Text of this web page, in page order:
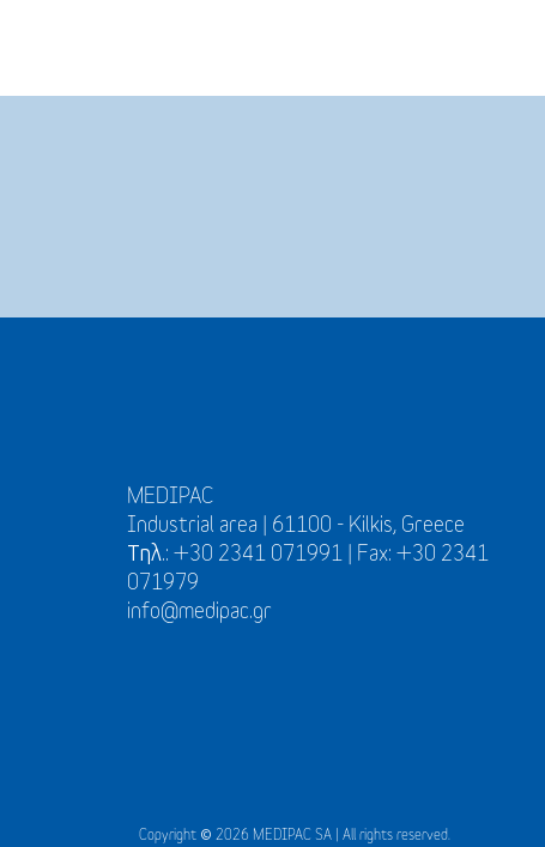
MEDIPAC
Industrial area | 61100 - Kilkis, Greece
Τηλ.: +30 2341 071991 | Fax: +30 2341
071979
info@medipac.gr
Copyright © 2026 MEDIPAC SA | All rights reserved.